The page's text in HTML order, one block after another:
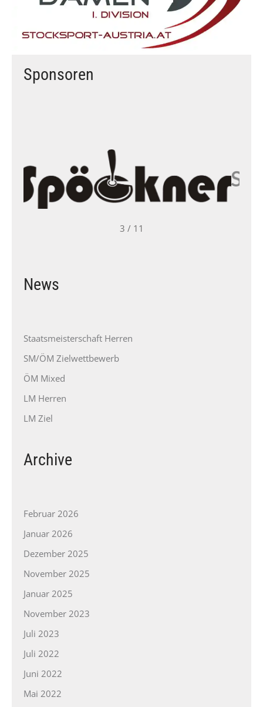
Sponsoren
3 / 11
News
Staatsmeisterschaft Herren
SM/ÖM Zielwettbewerb
ÖM Mixed
LM Herren
LM Ziel
Archive
Februar 2026
Januar 2026
Dezember 2025
November 2025
Januar 2025
November 2023
Juli 2023
Juli 2022
Juni 2022
Mai 2022